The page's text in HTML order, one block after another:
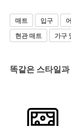
매트 입구
현관 매트
가구
똑같은 스타일